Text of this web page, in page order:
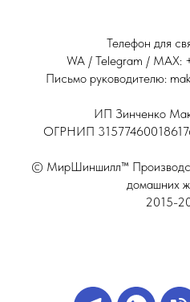
Телефон для
WA / Telegram / МАХ:
Письмо руководителю:
ИП Зинченко
ОГРНИП
© МирШиншилл™
домашних
2015-